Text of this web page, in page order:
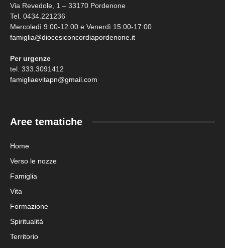
Via Revedole, 1 – 33170 Pordenone
Tel. 0434.221236
Mercoledì 9:00-12:00 e Venerdì 15:00-17:00
famiglia@diocesiconcordiapordenone.it
Per urgenze
tel. 333.3091412
famigliaevitapn@gmail.com
Aree tematiche
Home
Verso le nozze
Famiglia
Vita
Formazione
Spiritualità
Territorio